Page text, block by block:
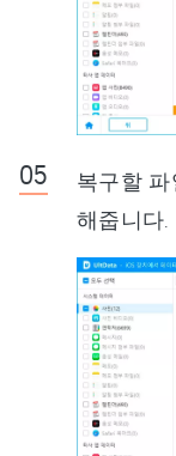
복구할
해줍니다.